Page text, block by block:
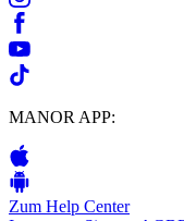
MANOR APP:
Zum Help Center